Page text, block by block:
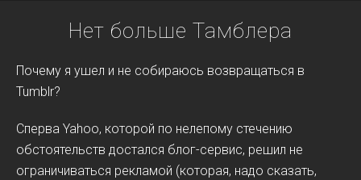
Нет больше Тамблера
Почему я ушел и не собираюсь возвращаться в
Tumblr?
Сперва Yahoo, которой по нелепому стечению
обстоятельств достался блог-сервис, решил не
ограничиваться рекламой (которая, надо сказать,